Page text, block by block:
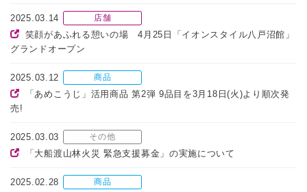
2025.03.14 店舗
笑顔があふれる憩いの場 4月25日「イオンスタイル八戸沼館」
グランドオープン
2025.03.12 商品
「あめこうじ」活用商品 第2弾 9品目を3月18日(火)より順次発
売!
2025.03.03 その他
「大船渡山林火災 緊急支援募金」の実施について
2025.02.28 商品